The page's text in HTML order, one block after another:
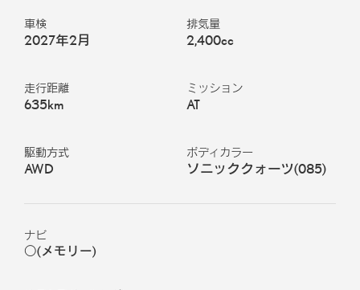
車検
2027年2月
排気量
2,400cc
走行距離
635km
ミッション
AT
駆動方式
AWD
ボディカラー
ソニッククォーツ(085)
ナビ
○(メモリー)